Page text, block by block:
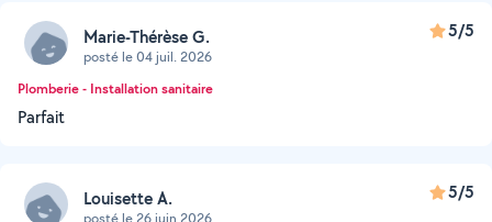
Marie-Thérèse G.
posté le 04 juil. 2026
5/5
Plomberie - Installation sanitaire
Parfait
Louisette A.
posté le 26 juin 2026
5/5